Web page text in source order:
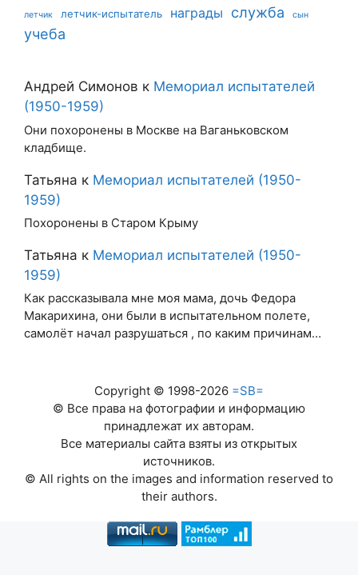
летчик летчик-испытатель награды служба сын
учеба
Андрей Симонов к Мемориал испытателей
(1950-1959)
Они похоронены в Москве на Ваганьковском
кладбище.
Татьяна к Мемориал испытателей (1950-
1959)
Похоронены в Старом Крыму
Татьяна к Мемориал испытателей (1950-
1959)
Как рассказывала мне моя мама, дочь Федора
Макарихина, они были в испытательном полете,
самолёт начал разрушаться , по каким причинам…
Copyright © 1998-2026 =SB=
© Все права на фотографии и информацию
принадлежат их авторам.
Все материалы сайта взяты из открытых
источников.
© All rights on the images and information reserved to
their authors.